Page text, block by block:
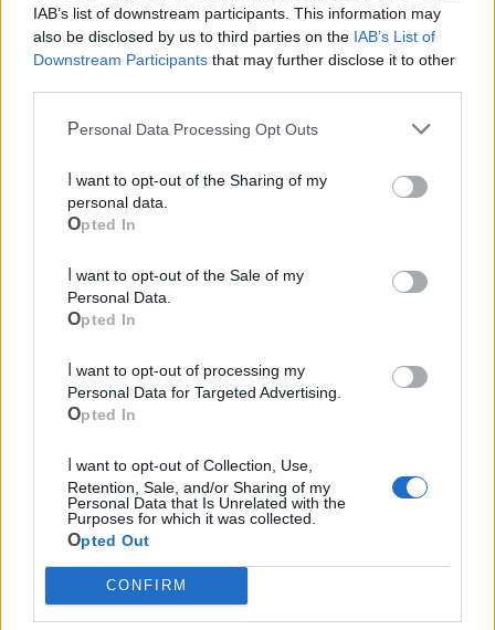
IAB’s list of downstream participants. This information may
also be disclosed by us to third parties on the IAB’s List of
Downstream Participants that may further disclose it to other
Personal Data Processing Opt Outs
personal data.
Opted In
Personal Data.
Opted In
Personal Data for Targeted Advertising.
Opted In
Retention, Sale, and/or Sharing of my
Personal Data that Is Unrelated with the
Purposes for which it was collected.
Opted Out
CONFIRM
Cia Agricoltori Italiani | Puglia - Area Due
Mari
Scopri tutte le notizie, gli eventi e la Web TV di Cia Puglia - Area
Le ultime notizie di Mottola